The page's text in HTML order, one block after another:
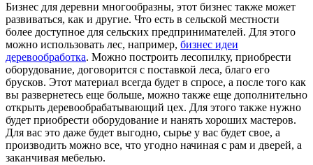
Бизнес для деревни многообразны, этот бизнес также может
развиваться, как и другие. Что есть в сельской местности
более доступное для сельских предпринимателей. Для этого
можно использовать лес, например, бизнес идеи
деревообработка. Можно построить лесопилку, приобрести
оборудование, договорится с поставкой леса, благо его
брусков. Этот материал всегда будет в спросе, а после того как
вы развернетесь еще больше, можно также еще дополнительно
открыть деревообрабатывающий цех. Для этого также нужно
будет приобрести оборудование и нанять хороших мастеров.
Для вас это даже будет выгодно, сырье у вас будет свое, а
производить можно все, что угодно начиная с рам и дверей, а
заканчивая мебелью.